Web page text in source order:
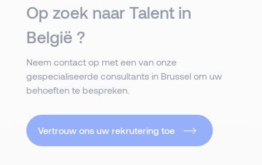
Op zoek naar Talent in
België ?
Neem contact op met een van onze
gespecialiseerde consultants in Brussel om uw
behoeften te bespreken.
Vertrouw ons uw rekrutering toe